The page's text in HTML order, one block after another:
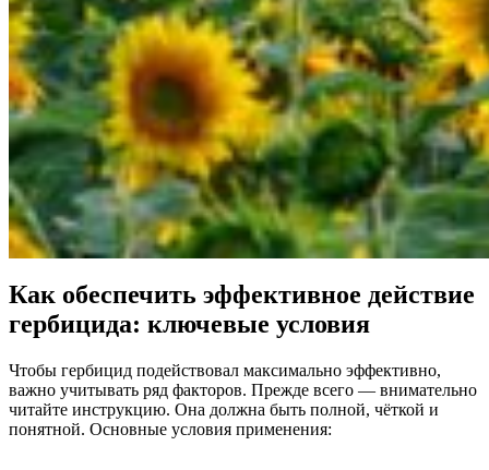
Как обеспечить эффективное действие
гербицида: ключевые условия
Чтобы гербицид подействовал максимально эффективно,
важно учитывать ряд факторов. Прежде всего — внимательно
читайте инструкцию. Она должна быть полной, чёткой и
понятной. Основные условия применения: